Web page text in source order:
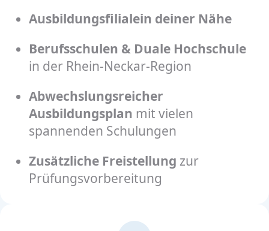
Ausbildungsfilialein deiner Nähe
Berufsschulen & Duale Hochschule
in der Rhein-Neckar-Region
Abwechslungsreicher
Ausbildungsplan mit vielen
spannenden Schulungen
Zusätzliche Freistellung zur
Prüfungsvorbereitung